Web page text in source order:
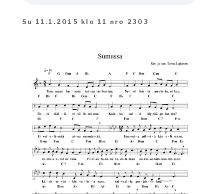
Su 11.1.2015 klo 11 nro 2303